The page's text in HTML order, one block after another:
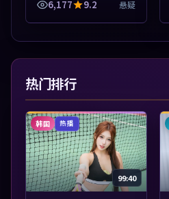
适合手机与电脑一站式追
凑，值得加入片...
6,177 9.2 悬疑
热门排行
韩国 热播
99:40